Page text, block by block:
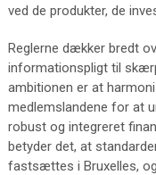
ved de produkter, de
Reglerne dækker bredt
informationspligt til
ambitionen er at
medlemslandene for at
robust og integreret
betyder det, at
fastsættes i Bruxelles,